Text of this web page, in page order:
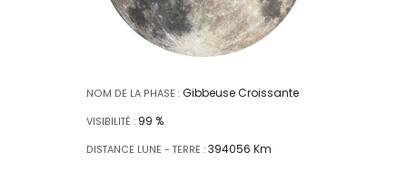
NOM DE LA PHASE : Gibbeuse Croissante
VISIBILITÉ : 99 %
DISTANCE LUNE - TERRE : 394056 Km